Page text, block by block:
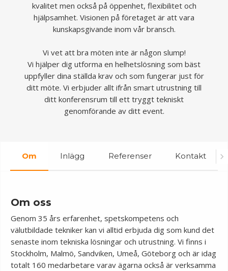
kvalitet men också på öppenhet, flexibilitet och
hjälpsamhet. Visionen på företaget är att vara
kunskapsgivande inom vår bransch.
Vi vet att bra möten inte är någon slump!
Vi hjälper dig utforma en helhetslösning som bäst
uppfyller dina ställda krav och som fungerar just för
ditt möte. Vi erbjuder allt ifrån smart utrustning till
ditt konferensrum till ett tryggt tekniskt
genomförande av ditt event.
Om Inlägg Referenser Kontakt
Om oss
Genom 35 års erfarenhet, spetskompetens och
välutbildade tekniker kan vi alltid erbjuda dig som kund det
senaste inom tekniska lösningar och utrustning. Vi finns i
Stockholm, Malmö, Sandviken, Umeå, Göteborg och är idag
totalt 160 medarbetare varav ägarna också är verksamma